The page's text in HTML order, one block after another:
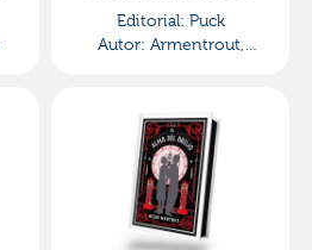
Editorial: Puck
Autor: Armentrout,